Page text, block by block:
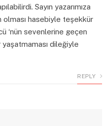
Sayın yazarımıza
olması hasebiyle teşekkür
‘nün sevenlerine geçen
dileğiyle
REPLY